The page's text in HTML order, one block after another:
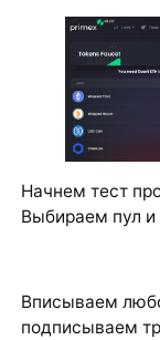
Начнем тест
Выбираем пул
Вписываем
подписываем